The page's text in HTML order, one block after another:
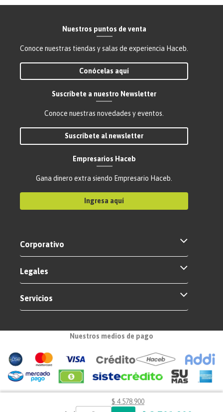
$ 4.578 900
Nuestros puntos de venta
Conoce nuestras tiendas y salas de experiencia Haceb.
Conócelas aquí
Suscríbete a nuestro Newsletter
Conoce nuestras novedades y eventos.
Suscríbete al newsletter
Empresarios Haceb
Gana dinero extra siendo Empresario Haceb.
Ingresa aquí
Corporativo
Legales
Servicios
Nuestros medios de pago
Certificados de seguridad